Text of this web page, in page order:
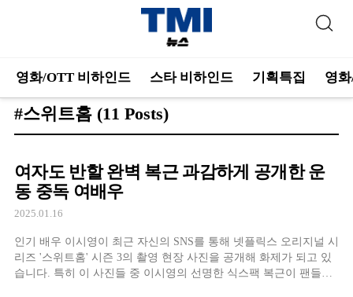
영화/OTT 비하인드 스타 비하인드 기획특집 영
#스위트홈 (11 Posts)
여자도 반할 완벽 복근 과감하게 공개한 운
동 중독 여배우
2025.01.16
인기 배우 이시영이 최근 자신의 SNS를 통해 넷플릭스 오리지널 시
리즈 '스위트홈' 시즌 3의 촬영 현장 사진을 공개해 화제가 되고 있
습니다. 특히 이 사진들 중 이시영의 선명한 식스팩 복근이 팬들의